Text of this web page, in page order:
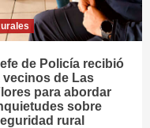
de Policía recibió
vecinos de Las
para abordar
sobre
rural